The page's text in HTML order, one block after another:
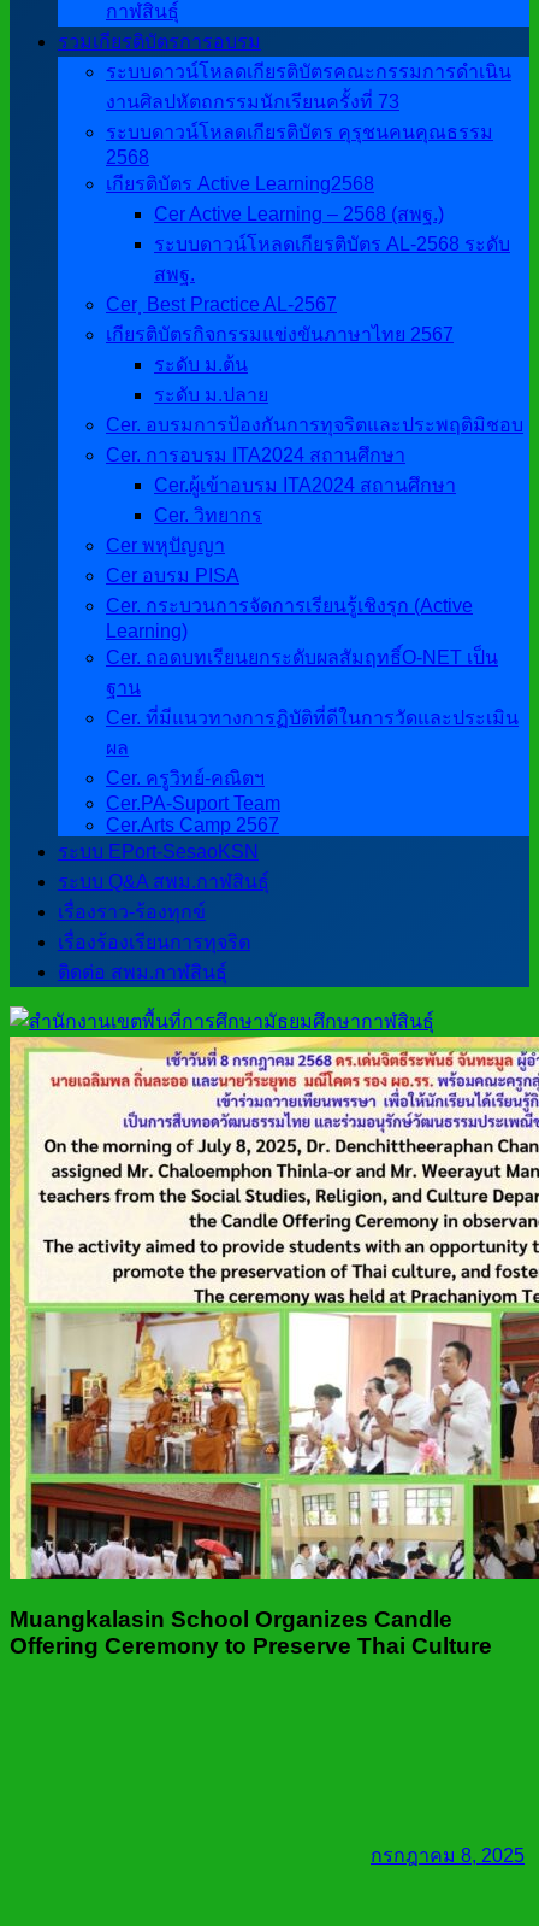
กาฬสินธุ์
รวมเกียรติบัตรการอบรม
ระบบดาวน์โหลดเกียรติบัตรคณะกรรมการดำเนิน
งานศิลปหัตถกรรมนักเรียนครั้งที่ 73
ระบบดาวน์โหลดเกียรติบัตร คุรุชนคนคุณธรรม
2568
เกียรติบัตร Active Learning2568
Cer Active Learning – 2568 (สพฐ.)
ระบบดาวน์โหลดเกียรติบัตร AL-2568 ระดับ
สพฐ.
Cer ฺ Best Practice AL-2567
เกียรติบัตรกิจกรรมแข่งขันภาษาไทย 2567
ระดับ ม.ต้น
ระดับ ม.ปลาย
Cer. อบรมการป้องกันการทุจริตและประพฤติมิชอบ
Cer. การอบรม ITA2024 สถานศึกษา
Cer.ผู้เข้าอบรม ITA2024 สถานศึกษา
Cer. วิทยากร
Cer พหุปัญญา
Cer อบรม PISA
Cer. กระบวนการจัดการเรียนรู้เชิงรุก (Active
Learning)
Cer. ถอดบทเรียนยกระดับผลสัมฤทธิ์O-NET เป็น
ฐาน
Cer. ที่มีแนวทางการฏิบัติที่ดีในการวัดและประเมิน
ผล
Cer. ครูวิทย์-คณิตฯ
Cer.PA-Suport Team
Cer.Arts Camp 2567
ระบบ EPort-SesaoKSN
ระบบ Q&A สพม.กาฬสินธุ์
เรื่องราว-ร้องทุกข์
เรื่องร้องเรียนการทุจริต
ติดต่อ สพม.กาฬสินธุ์
Muangkalasin School Organizes Candle
Offering Ceremony to Preserve Thai Culture
กรกฎาคม 8, 2025